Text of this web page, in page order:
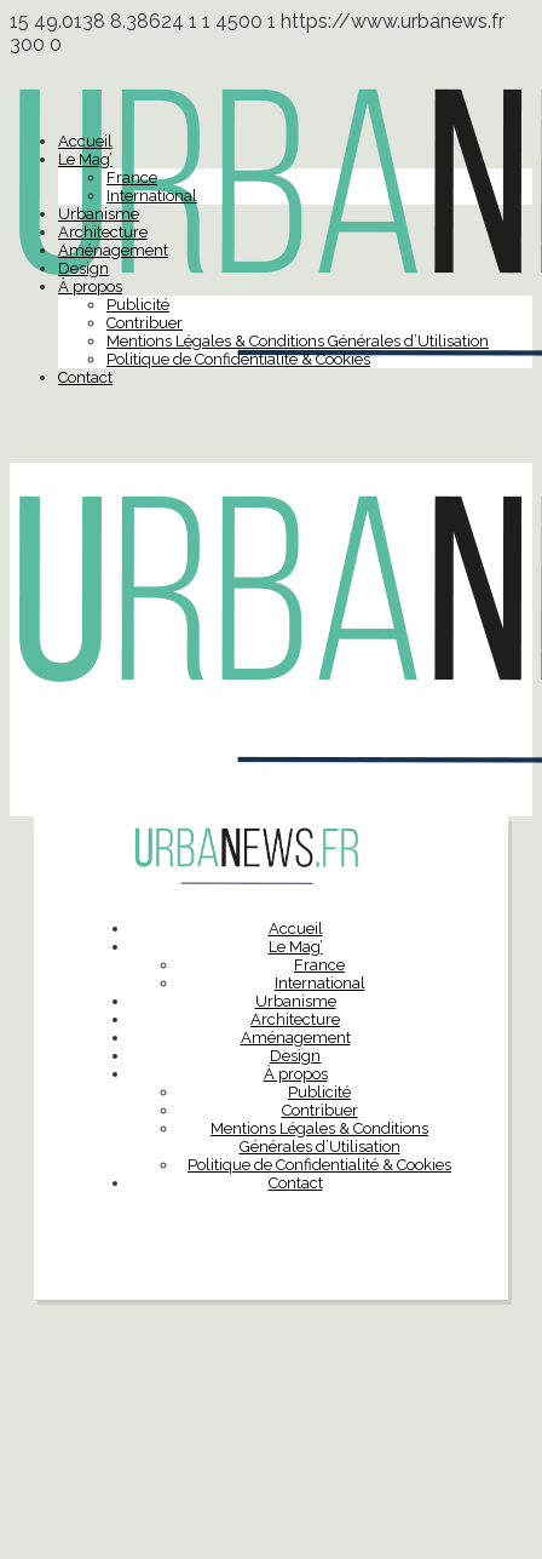
15 49.0138 8.38624 1 1 4500 1 https://www.urbanews.fr
300 0
Accueil
Le Mag’
France
International
Urbanisme
Architecture
Aménagement
Design
À propos
Publicité
Contribuer
Mentions Légales & Conditions Générales d’Utilisation
Politique de Confidentialité & Cookies
Contact
Accueil
Le Mag’
France
International
Urbanisme
Architecture
Aménagement
Design
À propos
Publicité
Contribuer
Mentions Légales & Conditions
Générales d’Utilisation
Politique de Confidentialité & Cookies
Contact